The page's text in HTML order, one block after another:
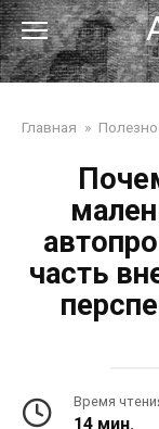
Перейти
к
контенту
Главная »
часть
Время
14 мин.